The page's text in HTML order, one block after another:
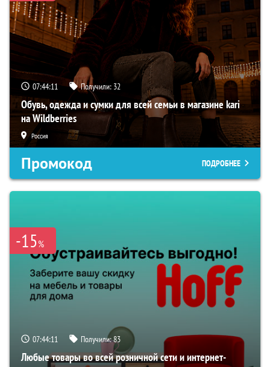
07:44:10 Получили: 32
Обувь, одежда и сумки для всей семьи в магазине kari
на Wildberries
Россия
Промокод ПОДРОБНЕЕ
-15%
07:44:10 Получили:83
Любые товары во всей розничной сети и интернет-